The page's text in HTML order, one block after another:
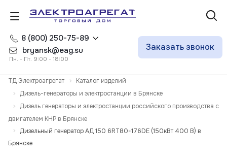
8 (800) 250-75-89
bryansk@eag.su
Пн. - Пт. 9:00 - 18:00
Заказать звонок
ТД Электроагрегат
Каталог изделий
Дизель-генераторы и электростанции в Брянске
Дизель генераторы и электростанции российского производства с
двигателем КНР в Брянске
Дизельный генератор АД 150 6RT80-176DE (150кВт 400 В) в
Брянске